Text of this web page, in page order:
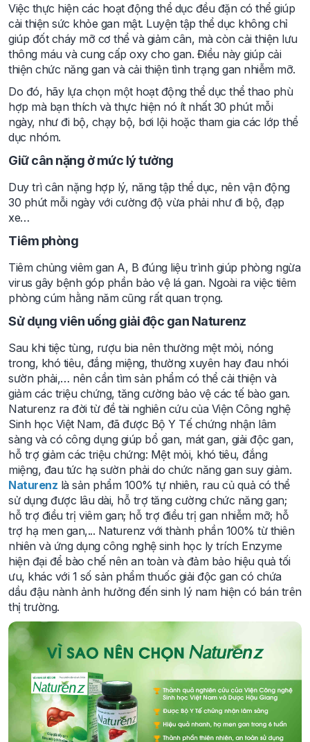
Việc thực hiện các hoạt động thể dục đều đặn có thể giúp
cải thiện sức khỏe gan mật. Luyện tập thể dục không chỉ
giúp đốt cháy mỡ cơ thể và giảm cân, mà còn cải thiện lưu
thông máu và cung cấp oxy cho gan. Điều này giúp cải
thiện chức năng gan và cải thiện tình trạng gan nhiễm mỡ.
Do đó, hãy lựa chọn một hoạt động thể dục thể thao phù
hợp mà bạn thích và thực hiện nó ít nhất 30 phút mỗi
ngày, như đi bộ, chạy bộ, bơi lội hoặc tham gia các lớp thể
dục nhóm.
Giữ cân nặng ở mức lý tưởng
Duy trì cân nặng hợp lý, năng tập thể dục, nên vận động
30 phút mỗi ngày với cường độ vừa phải như đi bộ, đạp
xe…
Tiêm phòng
Tiêm chủng viêm gan A, B đúng liệu trình giúp phòng ngừa
virus gây bệnh góp phần bảo vệ lá gan. Ngoài ra việc tiêm
phòng cúm hằng năm cũng rất quan trọng.
Sử dụng viên uống giải độc gan Naturenz
Sau khi tiệc tùng, rượu bia nên thường mệt mỏi, nóng
trong, khó tiêu, đắng miệng, thường xuyên hay đau nhói
sườn phải,… nên cần tìm sản phẩm có thể cải thiện và
giảm các triệu chứng, tăng cường bảo vệ các tế bào gan.
Naturenz ra đời từ đề tài nghiên cứu của Viện Công nghệ
Sinh học Việt Nam, đã được Bộ Y Tế chứng nhận lâm
sàng và có công dụng giúp bổ gan, mát gan, giải độc gan,
hỗ trợ giảm các triệu chứng: Mệt mỏi, khó tiêu, đắng
miệng, đau tức hạ sườn phải do chức năng gan suy giảm.
Naturenz là sản phẩm 100% tự nhiên, rau củ quả có thể
sử dụng được lâu dài, hỗ trợ tăng cường chức năng gan;
hỗ trợ điều trị viêm gan; hỗ trợ điều trị gan nhiễm mỡ; hỗ
trợ hạ men gan,... Naturenz với thành phần 100% từ thiên
nhiên và ứng dụng công nghệ sinh học ly trích Enzyme
hiện đại để bào chế nên an toàn và đảm bảo hiệu quả tối
ưu, khác với 1 số sản phẩm thuốc giải độc gan có chứa
dầu đậu nành ảnh hưởng đến sinh lý nam hiện có bán trên
thị trường.